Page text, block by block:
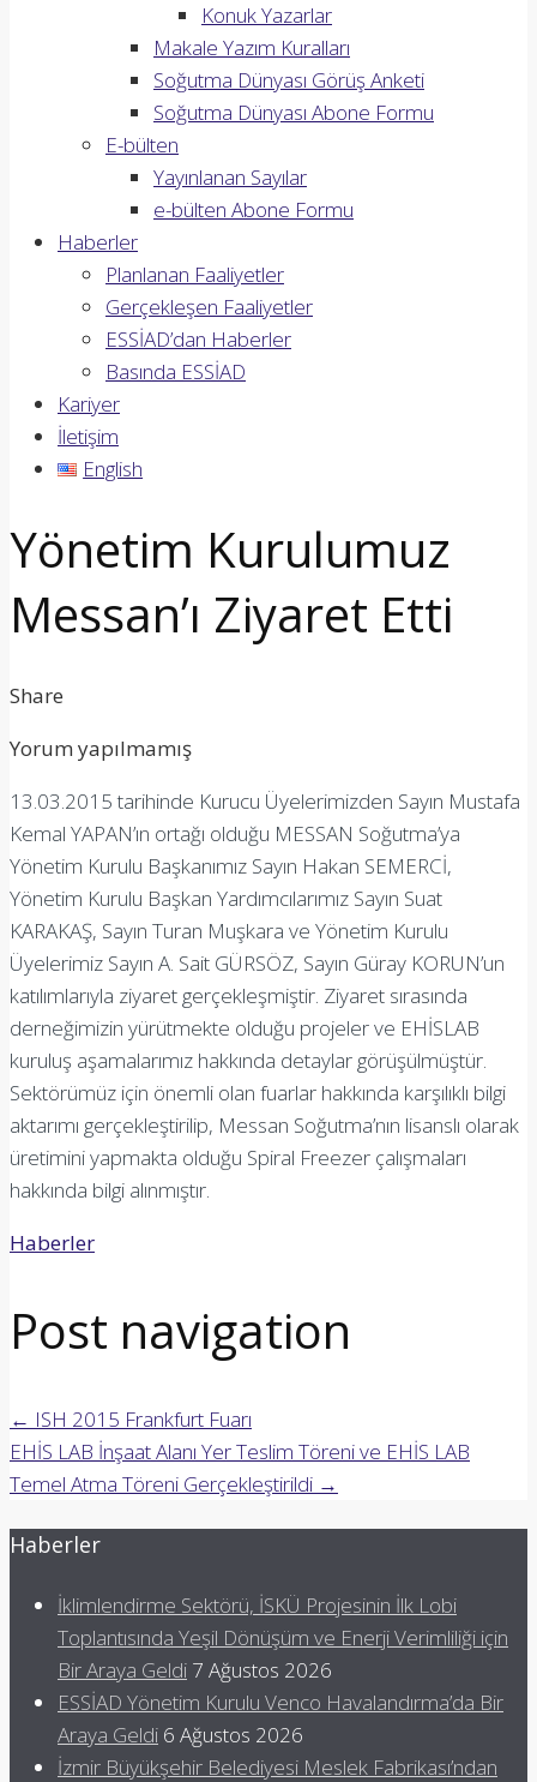
Konuk Yazarlar
Makale Yazım Kuralları
Soğutma Dünyası Görüş Anketi
Soğutma Dünyası Abone Formu
E-bülten
Yayınlanan Sayılar
e-bülten Abone Formu
Haberler
Planlanan Faaliyetler
Gerçekleşen Faaliyetler
ESSİAD’dan Haberler
Basında ESSİAD
Kariyer
İletişim
English
Yönetim Kurulumuz
Messan’ı Ziyaret Etti
Share
Yorum yapılmamış
13.03.2015 tarihinde Kurucu Üyelerimizden Sayın Mustafa
Kemal YAPAN’ın ortağı olduğu MESSAN Soğutma’ya
Yönetim Kurulu Başkanımız Sayın Hakan SEMERCİ,
Yönetim Kurulu Başkan Yardımcılarımız Sayın Suat
KARAKAŞ, Sayın Turan Muşkara ve Yönetim Kurulu
Üyelerimiz Sayın A. Sait GÜRSÖZ, Sayın Güray KORUN’un
katılımlarıyla ziyaret gerçekleşmiştir. Ziyaret sırasında
derneğimizin yürütmekte olduğu projeler ve EHİSLAB
kuruluş aşamalarımız hakkında detaylar görüşülmüştür.
Sektörümüz için önemli olan fuarlar hakkında karşılıklı bilgi
aktarımı gerçekleştirilip, Messan Soğutma’nın lisanslı olarak
üretimini yapmakta olduğu Spiral Freezer çalışmaları
hakkında bilgi alınmıştır.
Haberler
Post navigation
← ISH 2015 Frankfurt Fuarı
EHİS LAB İnşaat Alanı Yer Teslim Töreni ve EHİS LAB
Temel Atma Töreni Gerçekleştirildi →
Haberler
İklimlendirme Sektörü, İSKÜ Projesinin İlk Lobi
Toplantısında Yeşil Dönüşüm ve Enerji Verimliliği için
Bir Araya Geldi 7 Ağustos 2026
ESSİAD Yönetim Kurulu Venco Havalandırma’da Bir
Araya Geldi 6 Ağustos 2026
İzmir Büyükşehir Belediyesi Meslek Fabrikası’ndan